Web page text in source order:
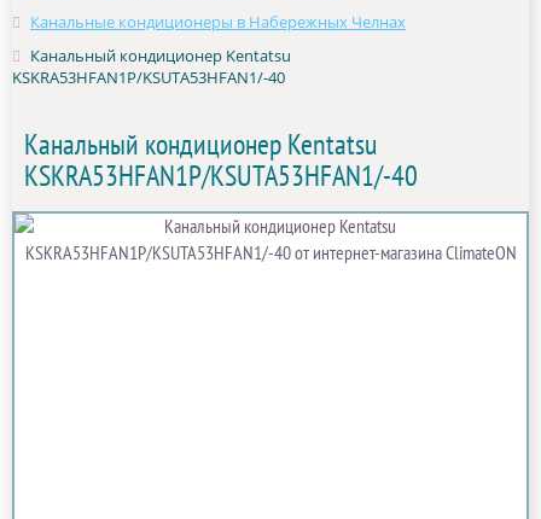
Канальные кондиционеры в Набережных Челнах
Канальный кондиционер Kentatsu
KSKRA53HFAN1P/KSUTA53HFAN1/-40
Канальный кондиционер Kentatsu
KSKRA53HFAN1P/KSUTA53HFAN1/-40